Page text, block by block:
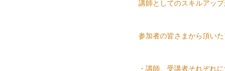
講師としてのスキルアップ
参加者の皆さまから頂いた
・講師、受講者それぞれ